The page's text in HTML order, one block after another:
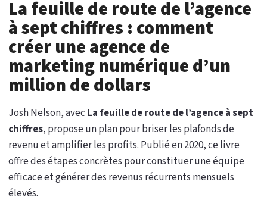
La feuille de route de l’agence
à sept chiffres : comment
créer une agence de
marketing numérique d’un
million de dollars
Josh Nelson, avec La feuille de route de l’agence à sept
chiffres, propose un plan pour briser les plafonds de
revenu et amplifier les profits. Publié en 2020, ce livre
offre des étapes concrètes pour constituer une équipe
efficace et générer des revenus récurrents mensuels
élevés.